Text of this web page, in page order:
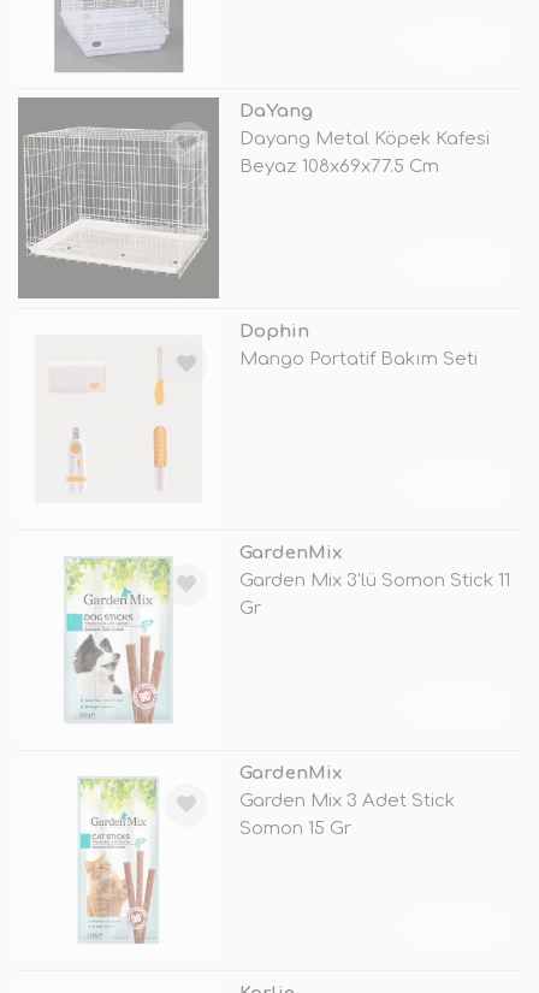
DaYang
Dayang Metal Köpek Kafesi
Beyaz 108x69x77.5 Cm
Dophin
Mango Portatif Bakım Seti
GardenMix
Garden Mix 3'lü Somon Stick 11
Gr
GardenMix
Garden Mix 3 Adet Stick
Somon 15 Gr